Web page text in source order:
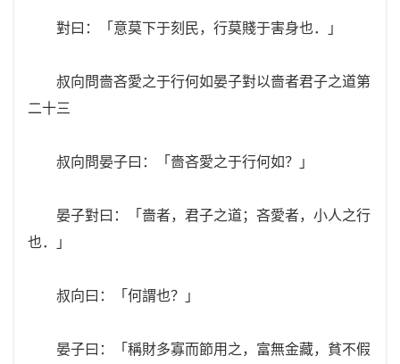
對曰：「意莫下于刻民，行莫賤于害身也．」
叔向問嗇吝愛之于行何如晏子對以嗇者君子之道第
二十三
叔向問晏子曰：「嗇吝愛之于行何如？」
晏子對曰：「嗇者，君子之道；吝愛者，小人之行
也．」
叔向曰：「何謂也？」
晏子曰：「稱財多寡而節用之，富無金藏，貧不假